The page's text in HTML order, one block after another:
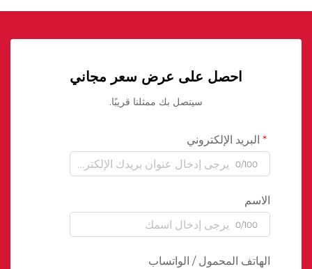
احصل على عرض سعر مجاني
سيتصل بك ممثلنا قريبًا.
البريد الإلكتروني
0/100
الاسم
0/100
الهاتف المحمول / الواتساب